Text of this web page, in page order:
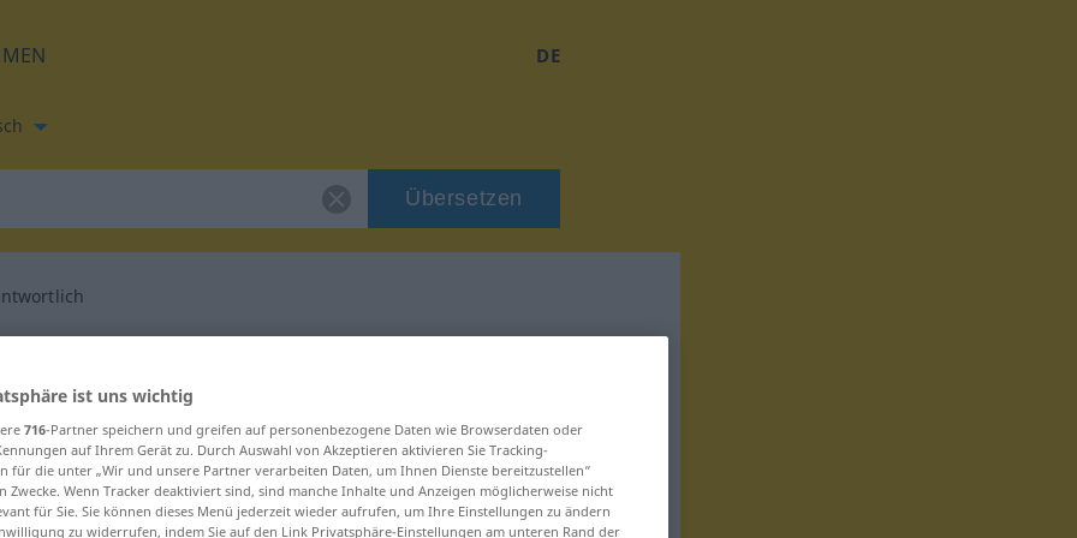
DE
Übersetzen
für "unverantwortlich"
Übersetzung
ist uns wichtig
716-Partner speichern und greifen auf personenbezogene Daten wie Browserdaten oder
auf Ihrem Gerät zu. Durch Auswahl von Akzeptieren aktivieren Sie Tracking-
für die unter „Wir und unsere Partner verarbeiten Daten, um Ihnen Dienste bereitzustellen“
Zwecke. Wenn Tracker deaktiviert sind, sind manche Inhalte und Anzeigen möglicherweise nicht
für Sie. Sie können dieses Menü jederzeit wieder aufrufen, um Ihre Einstellungen zu ändern
zu widerrufen, indem Sie auf den Link Privatsphäre-Einstellungen am unteren Rand der